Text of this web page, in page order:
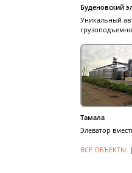
Буденовский
Уникальный
Тамала
Элеватор
ВСЕ ОБЪЕКТЫ |